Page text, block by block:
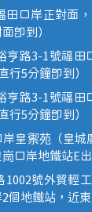
田口岸正對面
即到）
亨路3-1號福田
行5分鐘即到）
亨路3-1號福田
行5分鐘即到）
皇禦苑（皇城
口岸地鐵站E出
號外貿輕
個地鐵站，近東